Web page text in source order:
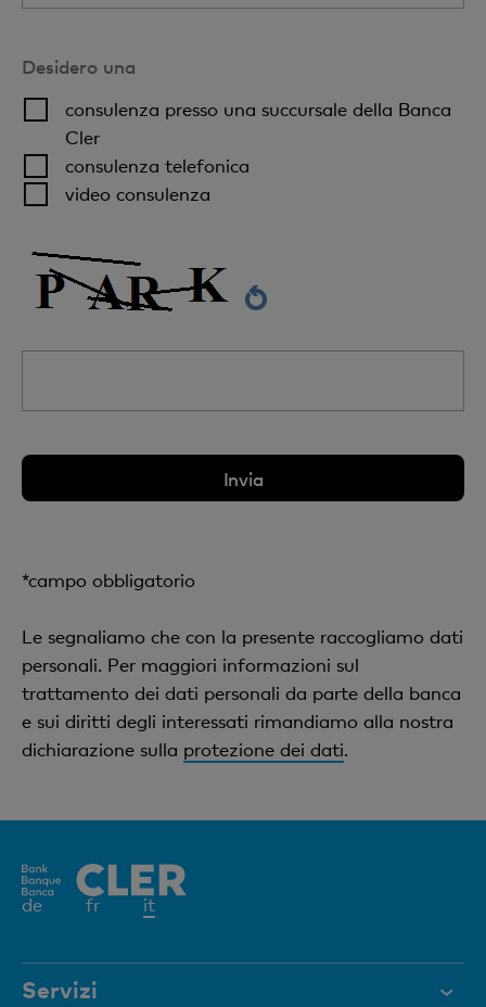
Desidero una
consulenza presso una succursale della Banca
Cler
consulenza telefonica
video consulenza
*campo obbligatorio
Le segnaliamo che con la presente raccogliamo dati
personali. Per maggiori informazioni sul
trattamento dei dati personali da parte della banca
e sui diritti degli interessati rimandiamo alla nostra
dichiarazione sulla protezione dei dati.
de fr itElemento
Servizi